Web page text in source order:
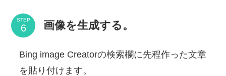
STEP 画像を生成する。
Bing image Creatorの検索欄に先程作った文章
を貼り付けます。